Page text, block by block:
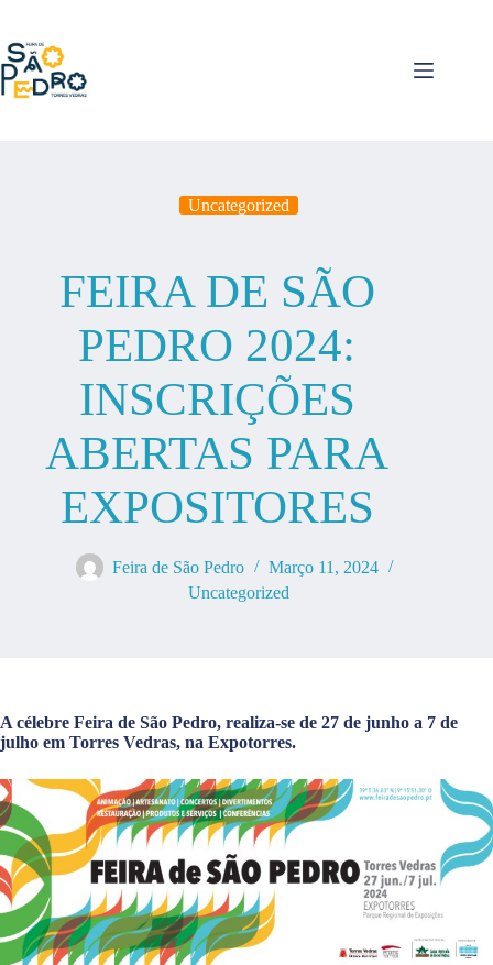
o
conteúdo
Uncategorized
FEIRA DE SÃO
PEDRO 2024:
INSCRIÇÕES
ABERTAS PARA
EXPOSITORES
Feira de São Pedro
Março 11, 2024
Uncategorized
A célebre Feira de São Pedro, realiza-se de 27 de junho a 7 de
julho em Torres Vedras, na Expotorres.